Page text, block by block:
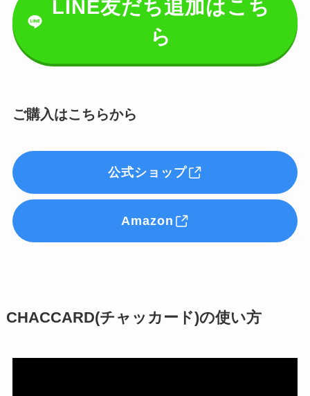
LINE友だち追加はこち
ら
ご購入はこちらから
公式ショップ
Amazon
CHACCARD(チャッカード)の使い方